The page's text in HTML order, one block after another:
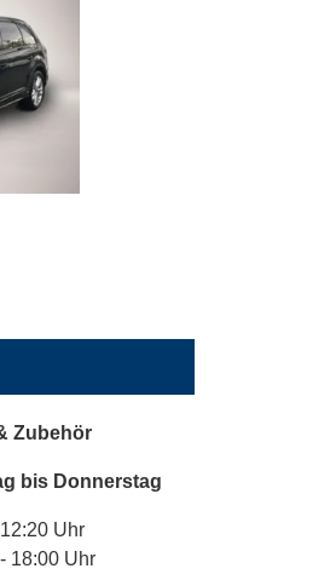
Zubehör
bis Donnerstag
Uhr
18:00 Uhr